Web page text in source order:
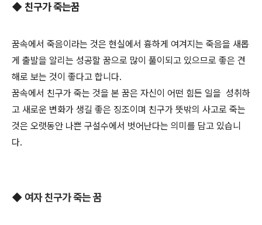
◆ 친구가 죽는꿈
꿈속에서 죽음이라는 것은 현실에서 흉하게 여겨지는 죽음을 새롭
게 출발을 알리는 성공할 꿈으로 많이 풀이되고 있으므로 좋은 견
해로 보는 것이 좋다고 합니다.
꿈속에서 친구가 죽는 것을 본 꿈은 자신이 어떤 힘든 일을 성취하
고 새로운 변화가 생길 좋은 징조이며 친구가 뜻밖의 사고로 죽는
것은 오랫동안 나쁜 구설수에서 벗어난다는 의미를 담고 있습니
다.
◆여자 친구가 죽는 꿈